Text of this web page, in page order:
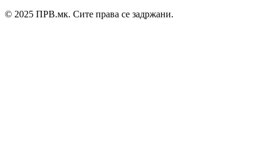
© 2025 ПРВ.мк. Сите права се задржани.